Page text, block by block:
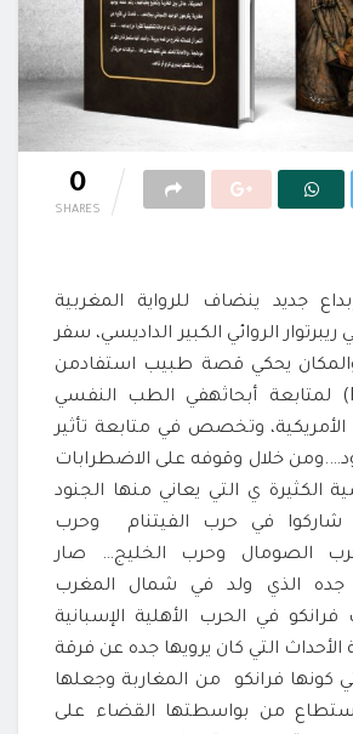
0
SHARES
جديد ينضاف للرواية المغربية
ريبرتوار الروائي الكبير الداديسي، سفر
يحكي قصة طبيب استفادمن
منحة (FULbright) لمتابعة أبحاثهفي الطب النفسي
الأمريكية، وتخصص في متابعة تأثير
خلال وقوفه على الاضطرابات
الكثيرة ي التي يعاني منها الجنود
شاركوا في حرب الفيتنام وحرب
الصومال وحرب الخليج… صار
الذي ولد في شمال المغرب
في الحرب الأهلية الإسبانية
التي كان يرويها جده عن فرقة
كونها فرانكو من المغاربة وجعلها
من بواسطتها القضاء على